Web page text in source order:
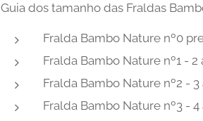
Guia dos tamanho das Fraldas
Fralda Bambo Nature nº0
Fralda Bambo Nature nº1 - 2
Fralda Bambo Nature nº2 - 3
Fralda Bambo Nature nº3 - 4